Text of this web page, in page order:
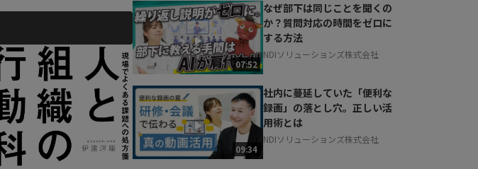
07:52
なぜ部下は同じことを聞くの
か？質問対応の時間をゼロに
する方法
NDIソリューションズ株式会社
09:34
社内に蔓延していた「便利な
録画」の落とし穴。正しい活
用術とは
NDIソリューションズ株式会社